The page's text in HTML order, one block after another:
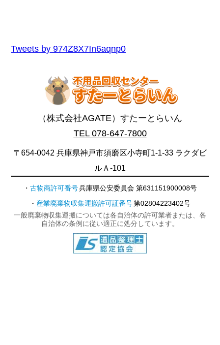
Tweets by 974Z8X7In6aqnp0
（株式会社AGATE）すたーとらいん
TEL 078-647-7800
〒654-0042 兵庫県神戸市須磨区小寺町1-1-33 ラクダビ
ルＡ-101
古物商許可番号兵庫県公安委員会 第631151900008号
産業廃棄物収集運搬許可証番号第02804223402号
一般廃棄物収集運搬については各自治体の許可業者または、各
自治体の条例に従い適正に処分しています。